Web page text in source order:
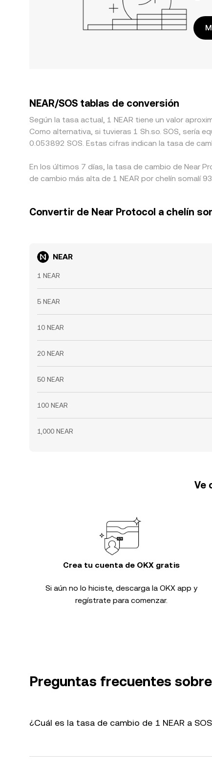
NEAR/SOS tablas de conversión
Según la tasa actual, 1 NEAR tiene un valor
Como alternativa, si tuvieras 1 Sh.so. SOS, sería
0.053892 SOS. Estas cifras indican la tasa de
En los últimos 7 días, la tasa de cambio de Near
de cambio más alta de 1 NEAR por chelín somalí
Convertir de Near Protocol a chelín
NEAR
1 NEAR
5 NEAR
10 NEAR
20 NEAR
50 NEAR
100 NEAR
1,000 NEAR
Ve
Crea tu cuenta de OKX gratis
Si aún no lo hiciste, descarga la OKX app y
regístrate para comenzar.
Preguntas frecuentes sobre
¿Cuál es la tasa de cambio de 1 NEAR a